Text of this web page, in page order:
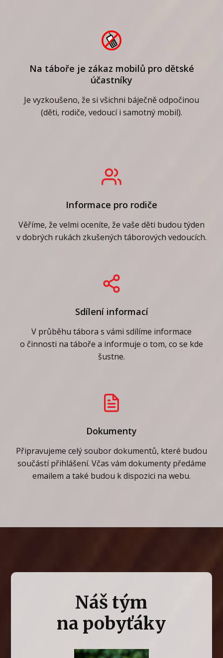
Na táboře je zákaz mobilů pro dětské
účastníky
Je vyzkoušeno, že si všichni báječně odpočinou
(děti, rodiče, vedoucí i samotný mobil).
Informace pro rodiče
Věříme, že velmi oceníte, že vaše děti budou týden
v dobrých rukách zkušených táborových vedoucích.
Sdílení informací
V průběhu tábora s vámi sdílíme informace
o činnosti na táboře a informuje o tom, co se kde
šustne.
Dokumenty
Připravujeme celý soubor dokumentů, které budou
součástí přihlášení. Včas vám dokumenty předáme
emailem a také budou k dispozici na webu.
Náš tým
na pobyťáky